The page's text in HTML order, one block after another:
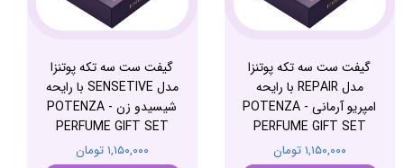
گیفت ست سه تکه پوتنزا
مدل REPAIR با رایحه
امپریو آرمانی - POTENZA
PERFUME GIFT SET
۱,۱۵۰,۰۰۰ تومان
گیفت ست سه تکه پوتنزا
مدل SENSETIVE با رایحه
شیسیدو زن - POTENZA
PERFUME GIFT SET
۱,۱۵۰,۰۰۰ تومان